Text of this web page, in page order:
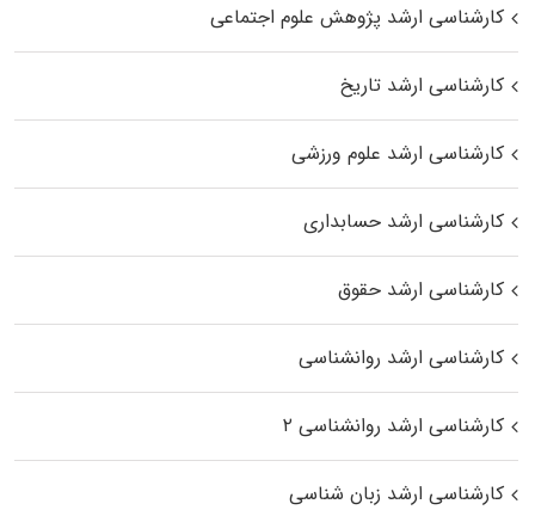
کارشناسی ارشد پژوهش علوم اجتماعی
کارشناسی ارشد تاریخ
کارشناسی ارشد علوم ورزشی
کارشناسی ارشد حسابداری
کارشناسی ارشد حقوق
کارشناسی ارشد روانشناسی
کارشناسی ارشد روانشناسی ۲
کارشناسی ارشد زبان شناسی